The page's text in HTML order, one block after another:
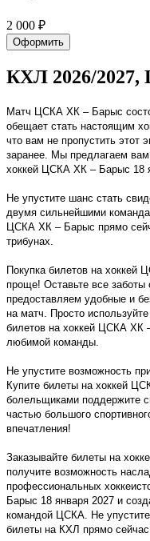
2 000 ₽
Оформить
КХЛ 2026/
Матч ЦСКА ХК – Барыс
обещает стать настоящим
что вам не пропустить этот
заранее. Мы предлагаем
хоккей ЦСКА ХК – Барыс 18
Не упустите шанс стать
двумя сильнейшими
ЦСКА ХК – Барыс прямо
трибунах.
Покупка билетов на
проще! Оставьте все
предоставляем удобные и
на матч. Просто
билетов на хоккей ЦСКА ХК
любимой команды.
Не упустите возможность
Купите билеты на хоккей
болельщиками поддержите
частью большого
впечатления!
Заказывайте билеты на
получите возможность
профессиональных
Барыс 18 января 2027 и
командой ЦСКА. Не
билеты на КХЛ прямо